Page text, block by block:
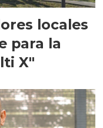
locales
para la
X"